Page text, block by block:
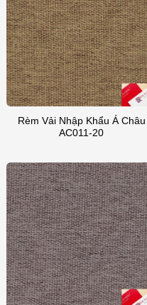
Rèm Vải Nhập Khẩu Á Châu
AC011-20